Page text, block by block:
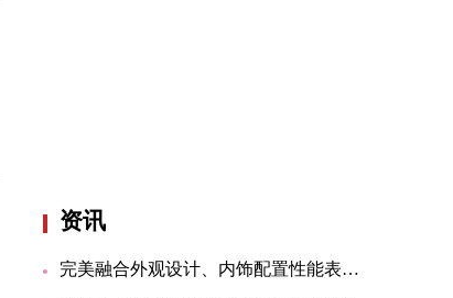
资讯
完美融合外观设计、内饰配置性能表现杰作，堪称无可挑剔豪华轿车|当前信息